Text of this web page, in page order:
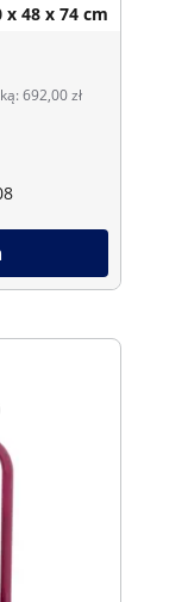
x 48 x 74 cm
692,00 zł